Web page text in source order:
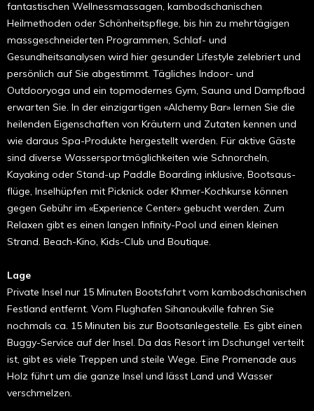
fantastischen Wellnessmassagen, kam­­­bodschanischen
Heilmethoden oder Schönheitspflege, bis hin zu mehrtägigen
massgeschneiderten Programmen, Schlaf- und
Gesundheitsanalysen wird hier gesunder Life­style zelebriert und
persönlich auf Sie abgestimmt. Tägliches Indoor- und
Outdooryoga und ein topmodernes Gym, Sauna und Dampfbad
erwarten Sie. In der einzigartigen «Alchemy Bar» lernen Sie die
heilenden Eigenschaften von Kräutern und Zutaten kennen und
wie daraus Spa-Produkte hergestellt werden. Für aktive Gäste
sind diverse Wassersport­mög­lichkeiten wie Schnorcheln,
Kayaking oder Stand-up Paddle Boarding inklusive, Boots­aus­
flüge, Inselhüpfen mit Pick­nick oder Khmer-­Kochkurse können
gegen Gebühr im «Experience Center» gebucht werden. Zum
Relaxen gibt es einen langen Infinity-Pool und einen kleinen
Strand. Beach-Kino, Kids-Club und Boutique.
Lage
Private Insel nur 15 Minuten Bootsfahrt vom kambodschanischen
Festland entfernt. Vom Flughafen Sihanoukville fahren Sie
nochmals ca. 15 Minuten bis zur Bootsanlegestelle. Es gibt einen
Buggy-Service auf der Insel. Da das Resort im Dschungel verteilt
ist, gibt es viele Treppen und steile Wege. Eine Promenade aus
Holz führt um die ganze Insel und lässt Land und Wasser
verschmelzen.